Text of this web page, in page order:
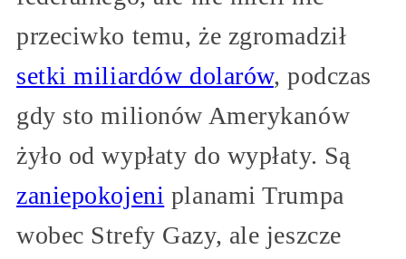
przeciwko temu, że zgromadził
setki miliardów dolarów, podczas
gdy sto milionów Amerykanów
żyło od wypłaty do wypłaty. Są
zaniepokojeni planami Trumpa
wobec Strefy Gazy, ale jeszcze